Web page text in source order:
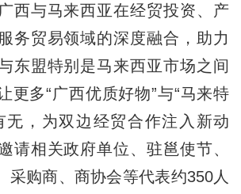
西与马来西亚在经贸投资、产
务贸易领域的深度融合，助力
东盟特别是马来西亚市场之间
更多“广西优质好物”与“马来特
无，为双边经贸合作注入新动
请相关政府单位、驻邕使节、
采购商、商协会等代表约350人